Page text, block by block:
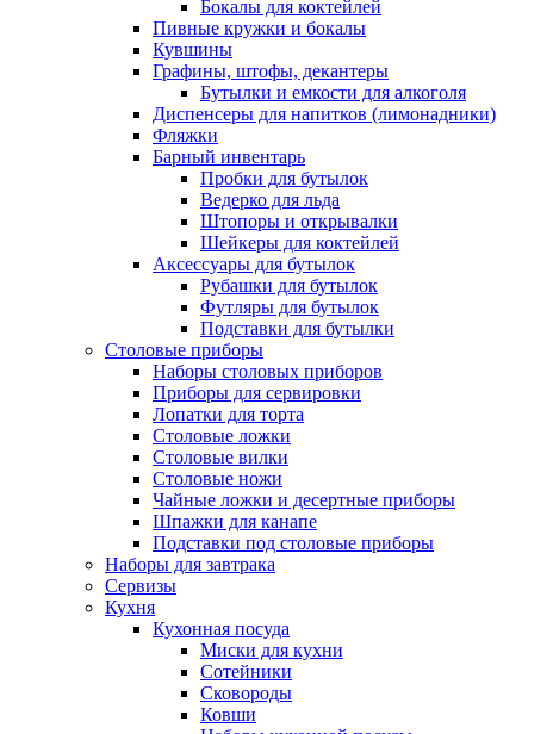
Бокалы для коктейлей
Пивные кружки и бокалы
Кувшины
Графины, штофы, декантеры
Бутылки и емкости для алкоголя
Диспенсеры для напитков (лимонадники)
Фляжки
Барный инвентарь
Пробки для бутылок
Ведерко для льда
Штопоры и открывалки
Шейкеры для коктейлей
Аксессуары для бутылок
Рубашки для бутылок
Футляры для бутылок
Подставки для бутылки
Столовые приборы
Наборы столовых приборов
Приборы для сервировки
Лопатки для торта
Столовые ложки
Столовые вилки
Столовые ножи
Чайные ложки и десертные приборы
Шпажки для канапе
Подставки под столовые приборы
Наборы для завтрака
Сервизы
Кухня
Кухонная посуда
Миски для кухни
Сотейники
Сковороды
Ковши